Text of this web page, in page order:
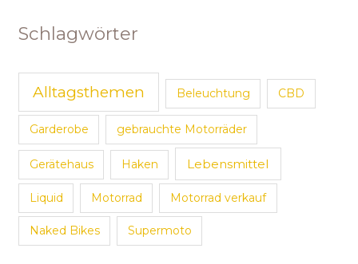
Schlagwörter
Alltagsthemen Beleuchtung CBD
Garderobe gebrauchte Motorräder
Gerätehaus Haken Lebensmittel
Liquid Motorrad Motorrad verkauf
Naked Bikes Supermoto